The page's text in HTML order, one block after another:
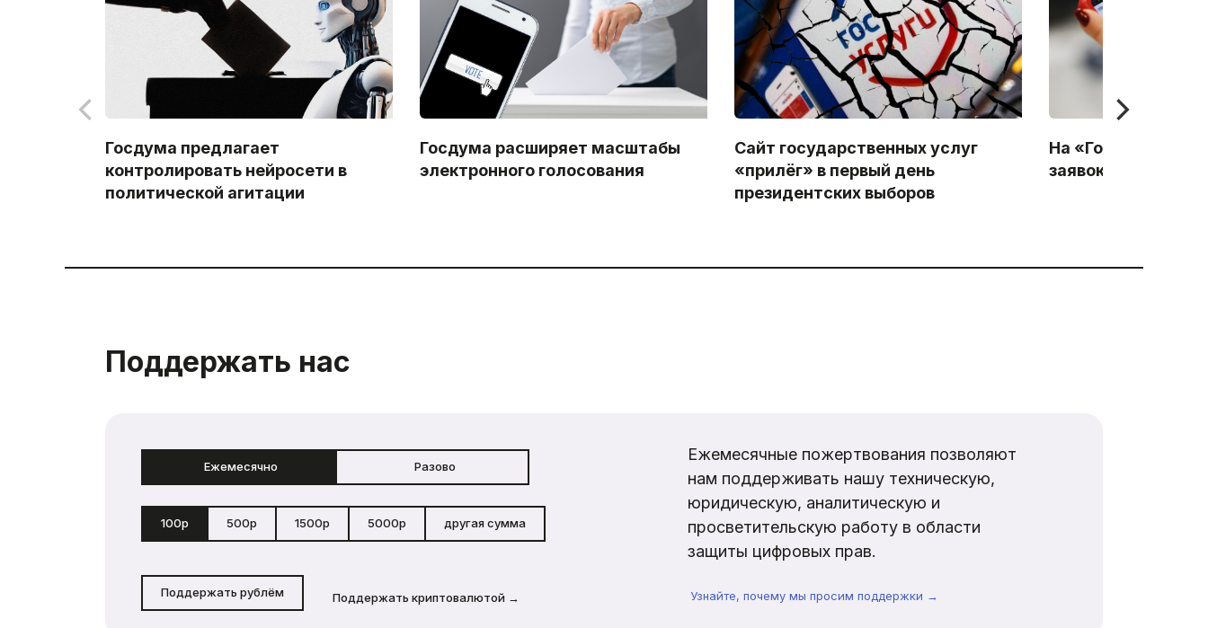
Госдума предлагает
контролировать нейросети в
политической агитации
Госдума расширяет масштабы
электронного голосования
Сайт государственных услуг
«прилёг» в первый день
президентских выборов
На «Госуслугах»
заявок на
Поддержать нас
Ежемесячно Разово
100р 500р 1500р 5000р другая сумма
Поддержать рублём Поддержать криптовалютой →
Ежемесячные пожертвования позволяют
нам поддерживать нашу техническую,
юридическую, аналитическую и
просветительскую работу в области
защиты цифровых прав.
Узнайте, почему мы просим поддержки →